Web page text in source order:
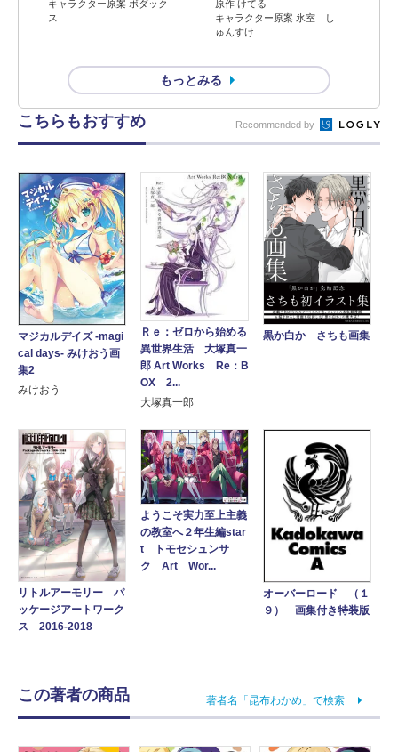
キャラクター原案 ボダック
ス
原作 けてる
キャラクター原案 氷室 し
ゅんすけ
もっとみる
こちらもおすすめ Recommended by
マジカルデイズ -magi
cal days- みけおう画
集2
みけおう
Ｒｅ：ゼロから始める
異世界生活 大塚真一
郎 Art Works Re：B
OX 2...
大塚真一郎
黒か白か さちも画集
リトルアーモリー パ
ッケージアートワーク
ス 2016-2018
ようこそ実力至上主義
の教室へ２年生編star
t トモセシュンサ
ク Art Wor...
オーバーロード （１
９） 画集付き特装版
この著者の商品 著者名「昆布わかめ」で検索